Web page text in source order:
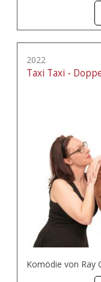
2022
Taxi Taxi -
Komödie von Ray